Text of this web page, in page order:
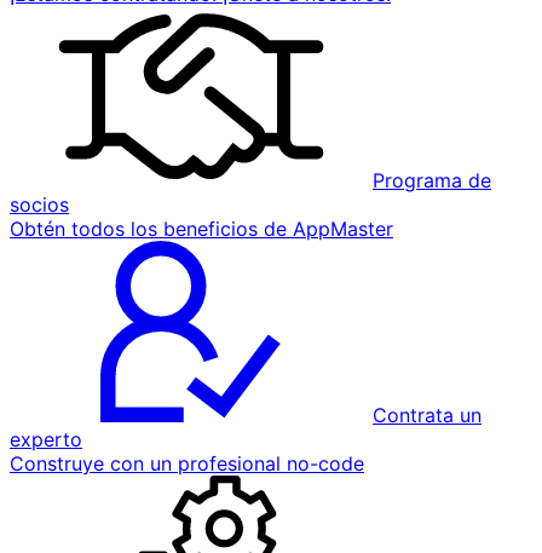
Programa de
socios
Obtén todos los beneficios de AppMaster
Contrata un
experto
Construye con un profesional no-code